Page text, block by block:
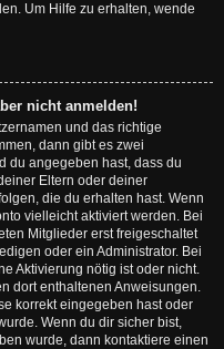
Um Hilfe zu erhalten, wende
nicht anmelden!
und das richtige
dann gibt es zwei
du angegeben hast, dass du
Eltern oder deiner
die du erhalten hast. Wenn
vielleicht aktiviert werden. Bei
Mitglieder erst freigeschaltet
oder ein Administrator. Bei
Aktivierung nötig ist oder nicht.
dort enthaltenen Anweisungen.
korrekt eingegeben hast oder
Wenn du dir sicher bist,
wurde, dann kontaktiere einen